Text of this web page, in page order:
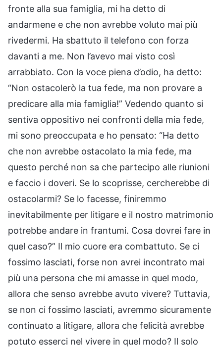
fronte alla sua famiglia, mi ha detto di
andarmene e che non avrebbe voluto mai più
rivedermi. Ha sbattuto il telefono con forza
davanti a me. Non l’avevo mai visto così
arrabbiato. Con la voce piena d’odio, ha detto:
“Non ostacolerò la tua fede, ma non provare a
predicare alla mia famiglia!” Vedendo quanto si
sentiva oppositivo nei confronti della mia fede,
mi sono preoccupata e ho pensato: “Ha detto
che non avrebbe ostacolato la mia fede, ma
questo perché non sa che partecipo alle riunioni
e faccio i doveri. Se lo scoprisse, cercherebbe di
ostacolarmi? Se lo facesse, finiremmo
inevitabilmente per litigare e il nostro matrimonio
potrebbe andare in frantumi. Cosa dovrei fare in
quel caso?” Il mio cuore era combattuto. Se ci
fossimo lasciati, forse non avrei incontrato mai
più una persona che mi amasse in quel modo,
allora che senso avrebbe avuto vivere? Tuttavia,
se non ci fossimo lasciati, avremmo sicuramente
continuato a litigare, allora che felicità avrebbe
potuto esserci nel vivere in quel modo? Il solo